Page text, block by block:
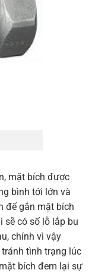
mặt bích được
bình tới lớn và
để gắn mặt bích
sẽ có số lỗ lắp bu
chính vì vậy
tình trạng lúc
bích đem lại sự